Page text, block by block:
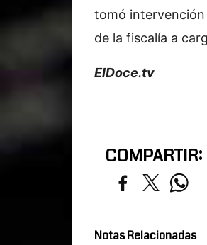
tomó intervención
de la fiscalía a
ElDoce.tv
COMPARTIR:
Notas Relacionadas